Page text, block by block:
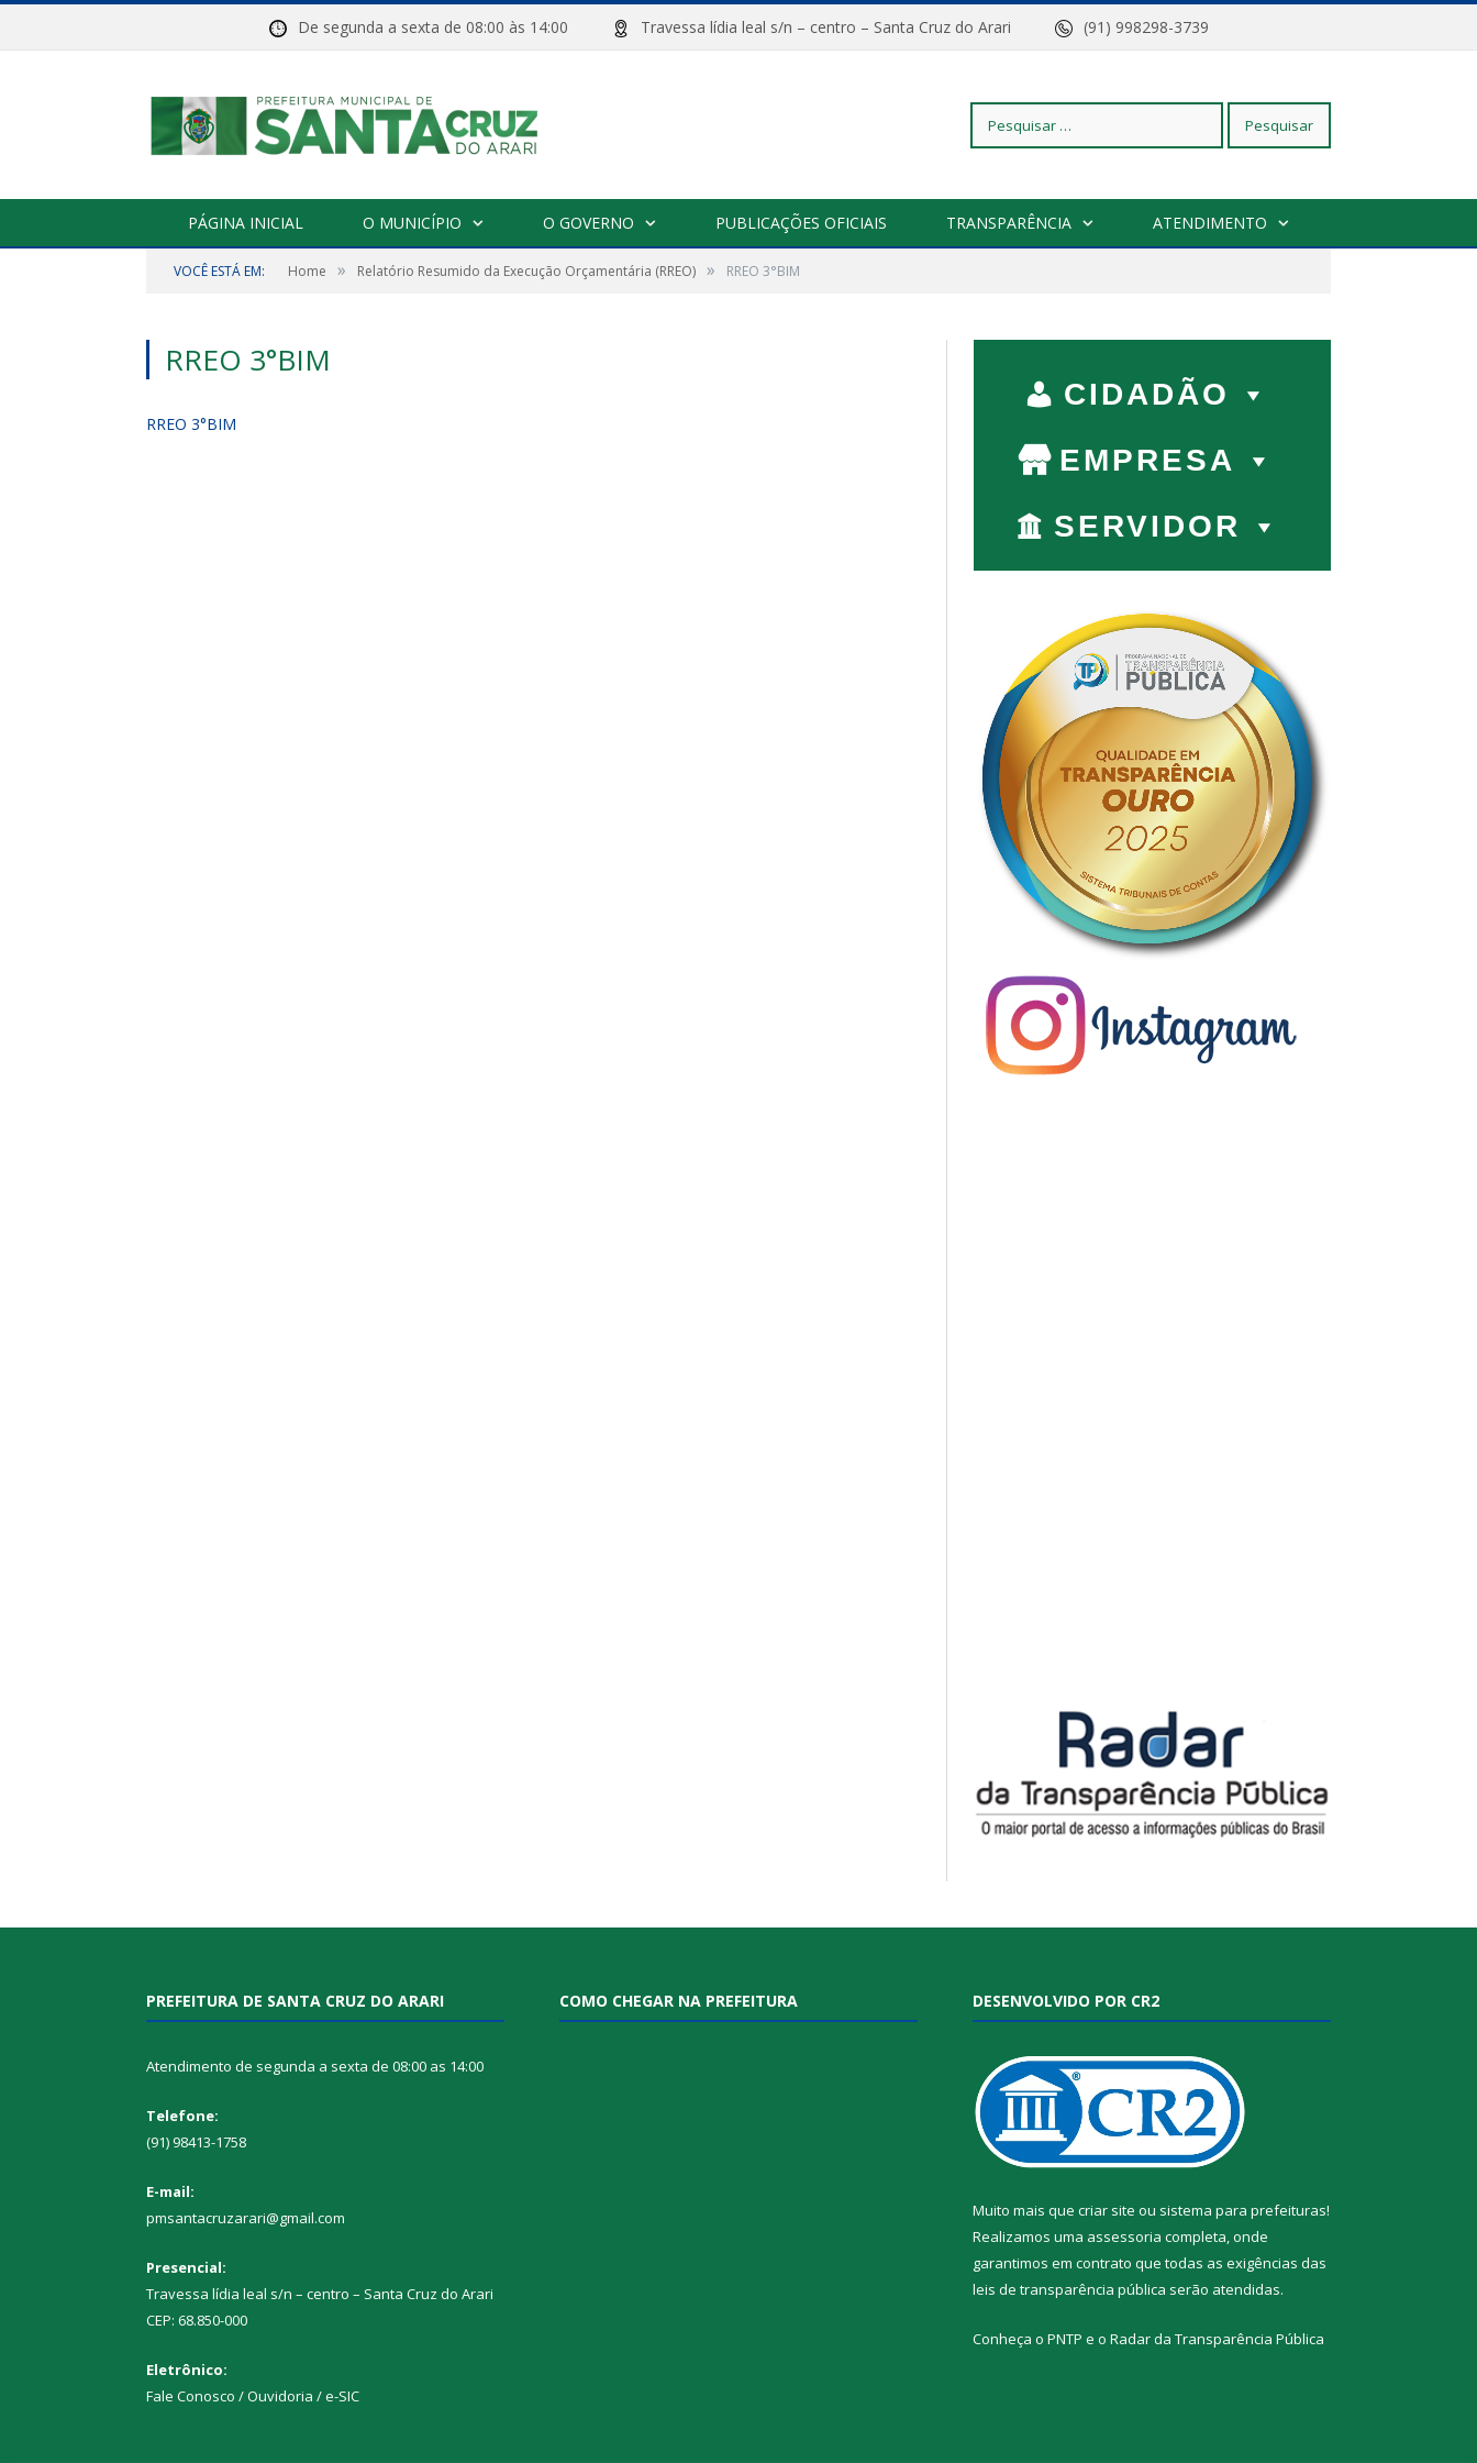
De segunda a sexta de 08:00 às 14:00 Travessa lídia leal s/n – centro – Santa Cruz do Arari (91) 998298-3739
Pesquisar
PÁGINA INICIAL O MUNICÍPIO O GOVERNO PUBLICAÇÕES OFICIAIS TRANSPARÊNCIA ATENDIMENTO
VOCÊ ESTÁ EM: Home » Relatório Resumido da Execução Orçamentária (RREO) » RREO 3°BIM
RREO 3°BIM
RREO 3°BIM
CIDADÃO
EMPRESA
SERVIDOR
PREFEITURA DE SANTA CRUZ DO ARARI
Atendimento de segunda a sexta de 08:00 as 14:00
Telefone:
(91) 98413-1758
E-mail:
pmsantacruzarari@gmail.com
Presencial:
Travessa lídia leal s/n – centro – Santa Cruz do Arari
CEP: 68.850-000
Eletrônico:
Fale Conosco / Ouvidoria / e-SIC
COMO CHEGAR NA PREFEITURA DESENVOLVIDO POR CR2
Muito mais que criar site ou sistema para prefeituras!
Realizamos uma assessoria completa, onde
garantimos em contrato que todas as exigências das
leis de transparência pública serão atendidas.
Conheça o PNTP e o Radar da Transparência Pública